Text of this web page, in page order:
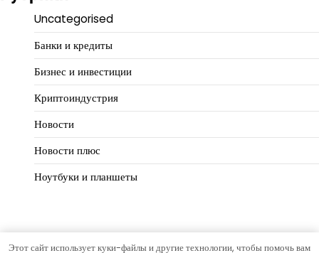
Uncategorised
Банки и кредиты
Бизнес и инвестиции
Криптоиндустрия
Новости
Новости плюс
Ноутбуки и планшеты
Этот сайт использует куки-файлы и другие технологии, чтобы помочь вам